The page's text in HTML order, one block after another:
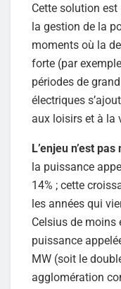
Cette solution
la gestion de la
moments où la
forte (par
périodes de
électriques
aux loisirs et à la
L’enjeu n’est
la puissance
14% ; cette
les années qui
Celsius de moins
puissance
MW (soit le
agglomération